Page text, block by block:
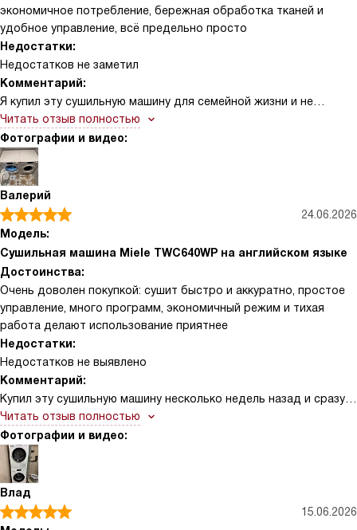
экономичное потребление, бережная обработка тканей и
удобное управление, всё предельно просто
Недостатки:
Недостатков не заметил
Комментарий:
Я купил эту сушильную машину для семейной жизни и не
пожалел. Сначала меня привлек компактный дизайн и понятная
панель управления. После нескольких недель использования
отмечаю экономичное потребление энергии и гибкие
программы: от интенсивной быстрой сушки до щадящей
обработки деликатных тканей. Сенсор определяет влажность
и автоматически подбирает время, что избавляет меня от
догадок и экономит электричество. Очень нравится функция
отложенного старта — ставлю стирку ночью, а сушилка
работает к нужному часу. Внутренний фильтр и контейнер для
воды легко чистить, накопления минимальны. Машина почти не
шумит, это важно для квартиры.
Читать отзыв полностью
Фотографии и видео:
Валерий
24.06.2026
Модель:
Сушильная машина Miele TWC640WP на английском языке
Достоинства:
Очень доволен покупкой: сушит быстро и аккуратно, простое
управление, много программ, экономичный режим и тихая
работа делают использование приятнее
Недостатки:
Недостатков не выявлено
Комментарий:
Купил эту сушильную машину несколько недель назад и сразу
заметил, как облегчилась рутина по уходу за одеждой.
Управление понятное и логичное, панели не нужно долго
изучать — выбираешь программу по типу ткани и степени
влажности, а датчики сами отключают процесс, когда уровень
готовности достигнут. Барабан вместительный, вещи не
мнутся и после стирки остаются мягкими, что сильно
сократило время глажки. Особенно понравились бережные
Читать отзыв полностью
Фотографии и видео:
Влад
15.06.2026